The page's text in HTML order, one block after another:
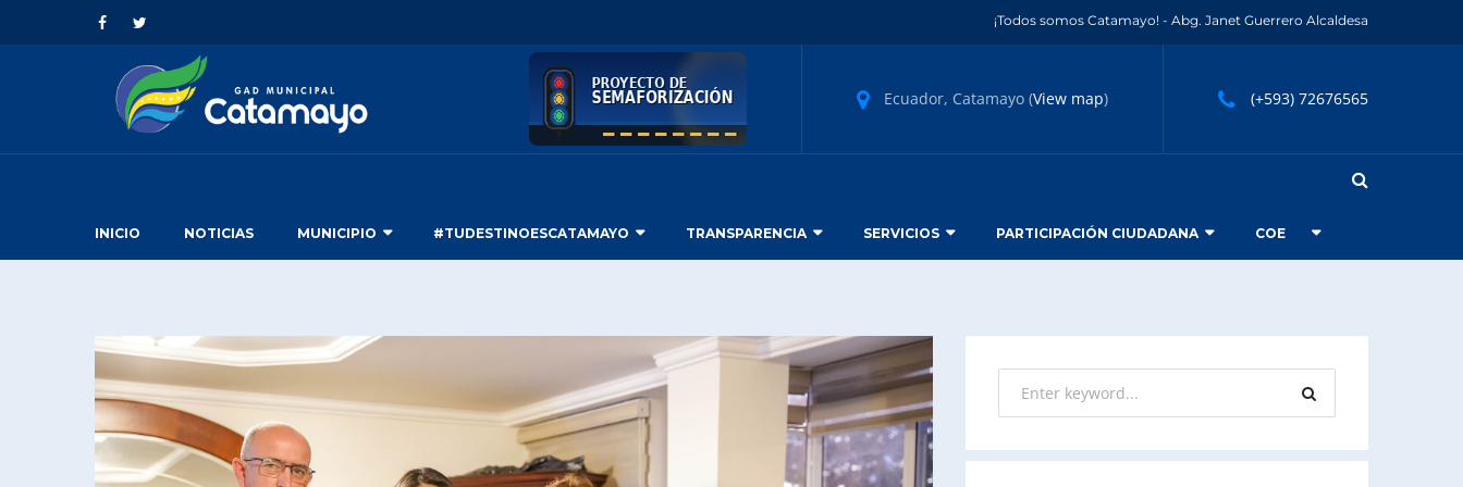
¡Todos somos Catamayo! - Abg. Janet Guerrero Alcaldesa
Ecuador, Catamayo (View map) (+593) 72676565
INICIO NOTICIAS MUNICIPIO #TUDESTINOESCATAMAYO TRANSPARENCIA SERVICIOS PARTICIPACIÓN CIUDADANA COE